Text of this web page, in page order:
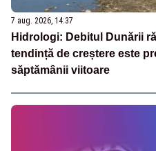
7 aug. 2026, 14:37
Hidrologi: Debitul Dunării
tendință de creștere este
săptămânii viitoare